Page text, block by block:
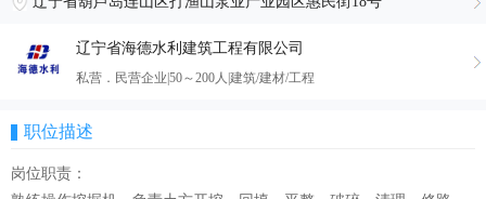
辽宁省海德水利建筑工程有限公司
私营．民营企业|50～200人|建筑/建材/工程
职位描述
岗位职责：